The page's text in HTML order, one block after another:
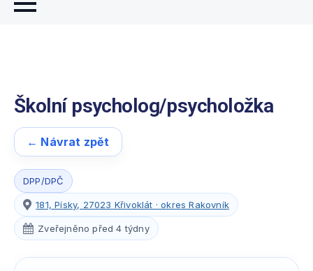
Školní psycholog/psycholožka
← Návrat zpět
DPP/DPČ
181, Písky, 27023 Křivoklát · okres Rakovník
Zveřejněno před 4 týdny